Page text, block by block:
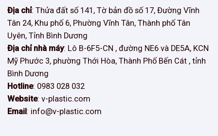
Địa chỉ: Thửa đất số 141, Tờ bản đồ số 17, Đường Vĩnh
Tân 24, Khu phố 6, Phường Vĩnh Tân, Thành phố Tân
Uyên, Tỉnh Bình Dương
Địa chỉ nhà máy: Lô B-6F5-CN , đường NE6 và DE5A, KCN
Mỹ Phước 3, phường Thới Hòa, Thành Phố Bến Cát , tỉnh
Bình Dương
Hotline: 0983 028 032
Website: v-plastic.com
Email: info@v-plastic.com